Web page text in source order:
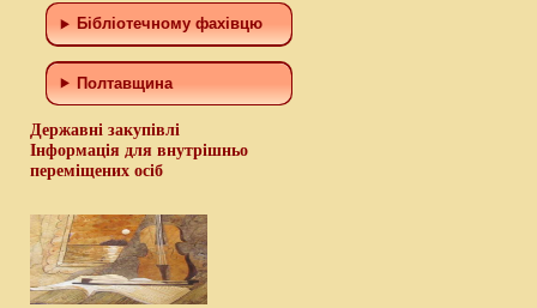
Бiблiотечному фахiвцю
Полтавщина
Державні закупівлі
Інформація для внутрішньо
переміщених осіб